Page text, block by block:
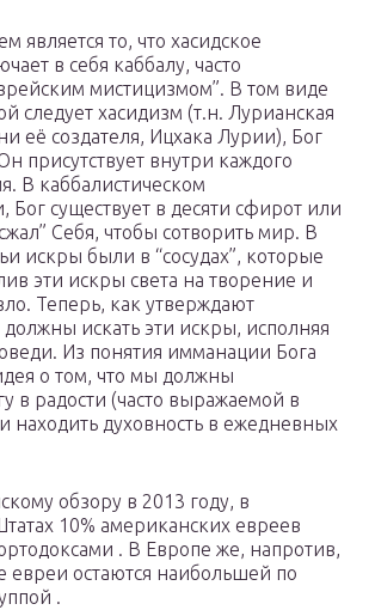
является то, что хасидское
в себя каббалу, часто
мистицизмом”. В том виде
следует хасидизм (т.н. Лурианская
её создателя, Ицхака Лурии), Бог
присутствует внутри каждого
В каббалистическом
Бог существует в десяти сфирот или
Себя, чтобы сотворить мир. В
искры были в “сосудах”, которые
эти искры света на творение и
Теперь, как утверждают
искать эти искры, исполняя
Из понятия имманации Бога
о том, что мы должны
в радости (часто выражаемой в
находить духовность в ежедневных
обзору в 2013 году, в
10% американских евреев
. В Европе же, напротив,
евреи остаются наибольшей по
.